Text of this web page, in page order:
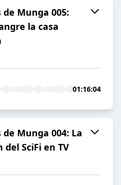
Munga 005:
la casa
01:16:04
Munga 004: La
SciFi en TV